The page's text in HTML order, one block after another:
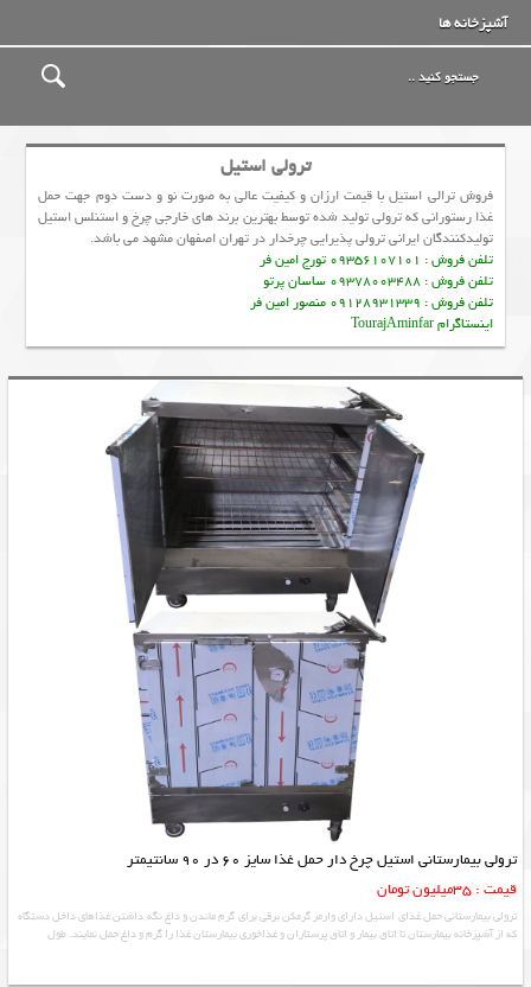
آشپزخانه ها
ترولی استیل
فروش ترالي استیل با قیمت ارزان و کیفیت عالی به صورت نو و دست دوم جهت حمل
غذا رستورانی که ترولي تولید شده توسط بهترین برند های خارجی چرخ و استنلس استيل
تولیدکنندگان ایرانی ترولي پذيرايي چرخدار در تهران اصفهان مشهد می باشد.
تلفن فروش : 09356107101 تورج امین فر
تلفن فروش : 09378003488 ساسان پرتو
تلفن فروش : 09128931339 منصور امین فر
اینستاگرام TourajAminfar
ترولی بیمارستانی استیل چرخ دار حمل غذا سایز 60 در 90 سانتیمتر
قیمت : 35میلیون تومان
ترولی بیمارستانی حمل غذای استیل دارای وارمر گرمکن برقی برای گرم ماندن و داغ نگه داشتن غذاهای داخل دستگاه
که از آشپزخانه بیمارستان تا اتاق بیمار و اتاق پرستاران و غذاخوری بیمارستان غذا را گرم و داغ حمل نمایند. طول